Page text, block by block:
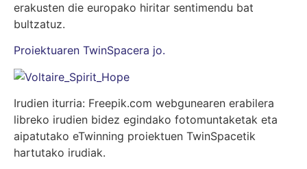
erakusten die europako hiritar sentimendu bat
bultzatuz.
Proiektuaren TwinSpacera jo.
Irudien iturria: Freepik.com webgunearen erabilera
libreko irudien bidez egindako fotomuntaketak eta
aipatutako eTwinning proiektuen TwinSpacetik
hartutako irudiak.